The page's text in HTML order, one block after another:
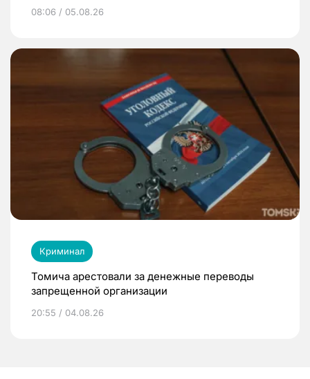
08:06 / 05.08.26
Криминал
Томича арестовали за денежные переводы
запрещенной организации
20:55 / 04.08.26